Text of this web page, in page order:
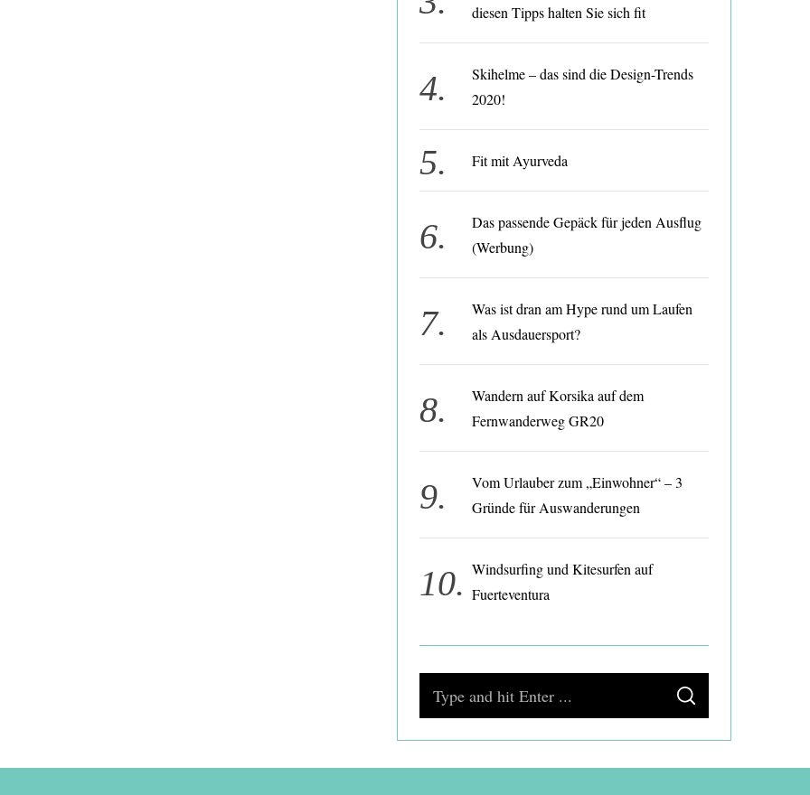
diesen Tipps halten Sie sich fit
Skihelme – das sind die Design-Trends
2020!
Fit mit Ayurveda
Das passende Gepäck für jeden Ausflug
(Werbung)
Was ist dran am Hype rund um Laufen
als Ausdauersport?
Wandern auf Korsika auf dem
Fernwanderweg GR20
Vom Urlauber zum „Einwohner“ – 3
Gründe für Auswanderungen
Windsurfing und Kitesurfen auf
Fuerteventura
a
S
A
C